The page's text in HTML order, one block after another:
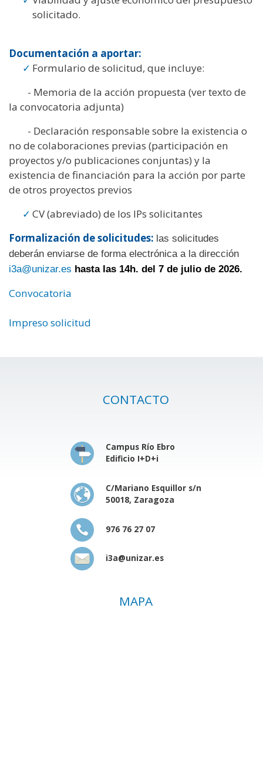
solicitado.
Documentación a aportar:
Formulario de solicitud, que incluye:
- Memoria de la acción propuesta (ver texto de
la convocatoria adjunta)
- Declaración responsable sobre la existencia o
no de colaboraciones previas (participación en
proyectos y/o publicaciones conjuntas) y la
existencia de financiación para la acción por parte
de otros proyectos previos
CV (abreviado) de los IPs solicitantes
Formalización de solicitudes: las solicitudes
deberán enviarse de forma electrónica a la dirección
i3a@unizar.es hasta las 14h. del 7 de julio de 2026.
Convocatoria
Impreso solicitud
CONTACTO
Campus Río Ebro
Edificio I+D+i
C/Mariano Esquillor s/n
50018, Zaragoza
976 76 27 07
i3a@unizar.es
MAPA